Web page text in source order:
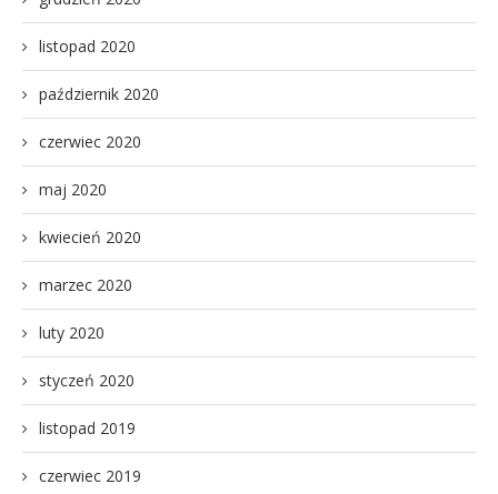
listopad 2020
październik 2020
czerwiec 2020
maj 2020
kwiecień 2020
marzec 2020
luty 2020
styczeń 2020
listopad 2019
czerwiec 2019